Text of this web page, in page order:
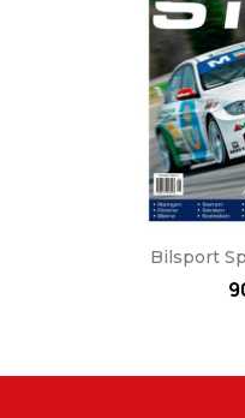
Bilsport